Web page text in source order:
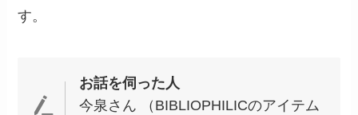
す。
お話を伺った人
今泉さん （BIBLIOPHILICのアイテム